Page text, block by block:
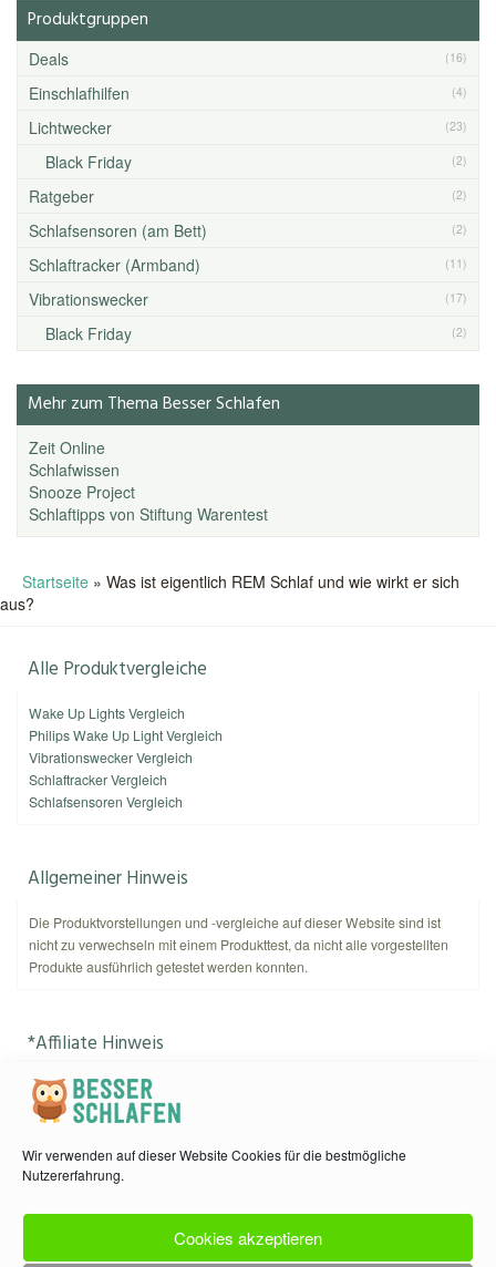
Wir verwenden auf dieser Website Cookies für die bestmögliche
Nutzererfahrung.
Cookies akzeptieren
Produktgruppen
Deals (16)
Einschlafhilfen (4)
Lichtwecker (23)
Black Friday (2)
Ratgeber (2)
Schlafsensoren (am Bett) (2)
Schlaftracker (Armband) (11)
Vibrationswecker (17)
Black Friday (2)
Mehr zum Thema Besser Schlafen
Zeit Online
Schlafwissen
Snooze Project
Schlaftipps von Stiftung Warentest
Startseite» Was ist eigentlich REM Schlaf und wie wirkt er sich
aus?
Alle Produktvergleiche
Wake Up Lights Vergleich
Philips Wake Up Light Vergleich
Vibrationswecker Vergleich
Schlaftracker Vergleich
Schlafsensoren Vergleich
Allgemeiner Hinweis
Die Produktvorstellungen und -vergleiche auf dieser Website sind ist
nicht zu verwechseln mit einem Produkttest, da nicht alle vorgestellten
Produkte ausführlich getestet werden konnten.
*Affiliate Hinweis
Als Amazon-Partner verdient
Käufen. Amazon und das Amazon-Logo sind Warenzeichen von
Kontakt & Datenschutz